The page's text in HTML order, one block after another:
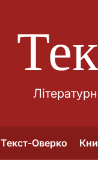
Текст-Оверко